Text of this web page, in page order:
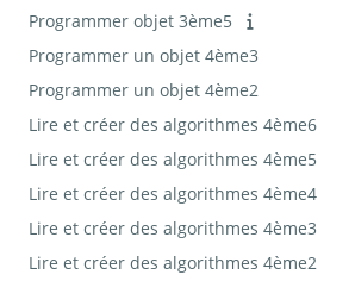
Programmer objet 3ème5
Programmer un objet 4ème3
Programmer un objet 4ème2
Lire et créer des algorithmes 4ème6
Lire et créer des algorithmes 4ème5
Lire et créer des algorithmes 4ème4
Lire et créer des algorithmes 4ème3
Lire et créer des algorithmes 4ème2